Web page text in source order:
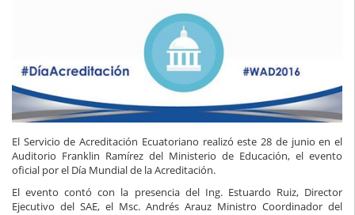
El Servicio de Acreditación Ecuatoriano realizó este 28 de junio en el
Auditorio Franklin Ramírez del Ministerio de Educación, el evento
oficial por el Día Mundial de la Acreditación.
El evento contó con la presencia del Ing. Estuardo Ruiz, Director
Ejecutivo del SAE, el Msc. Andrés Arauz Ministro Coordinador del